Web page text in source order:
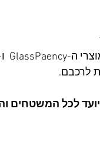
לרכבם.
לכל המשטחים